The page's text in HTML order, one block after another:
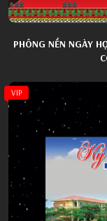
PHÔNG NỀN NGÀY
VIP